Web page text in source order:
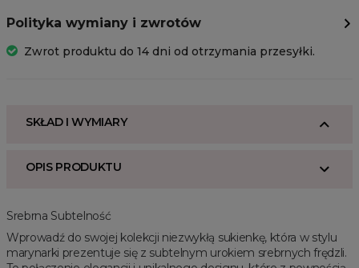
Polityka wymiany i zwrotów
Zwrot produktu do 14 dni od otrzymania przesyłki.
SKŁAD I WYMIARY
OPIS PRODUKTU
Srebrna Subtelność
Wprowadź do swojej kolekcji niezwykłą sukienkę, która w stylu
marynarki prezentuje się z subtelnym urokiem srebrnych frędzli.